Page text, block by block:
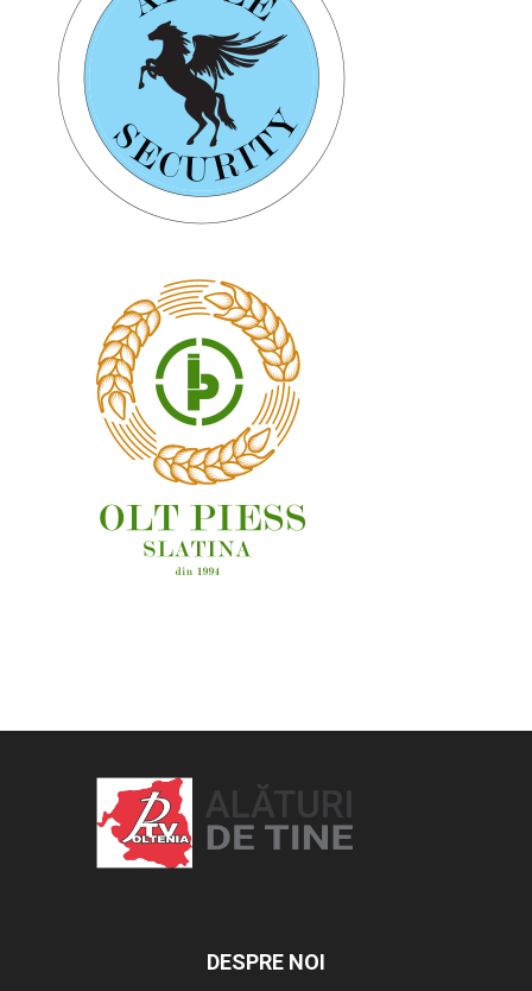
DESPRE NOI